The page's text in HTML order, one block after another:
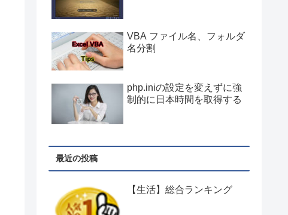
VBA ファイル名、フォルダ
名分割
php.iniの設定を変えずに強
制的に日本時間を取得する
最近の投稿
【生活】総合ランキング